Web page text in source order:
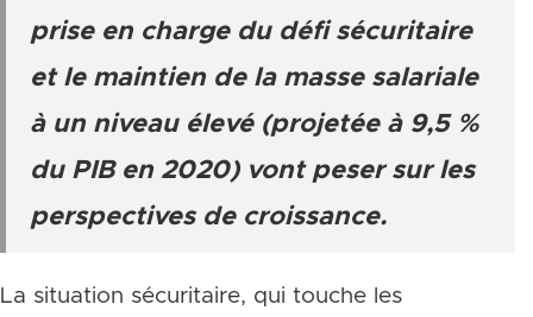
prise en charge du défi sécuritaire
et le maintien de la masse salariale
à un niveau élevé (projetée à 9,5 %
du PIB en 2020) vont peser sur les
perspectives de croissance.
La situation sécuritaire, qui touche les